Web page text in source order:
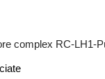
complex RC-LH1-